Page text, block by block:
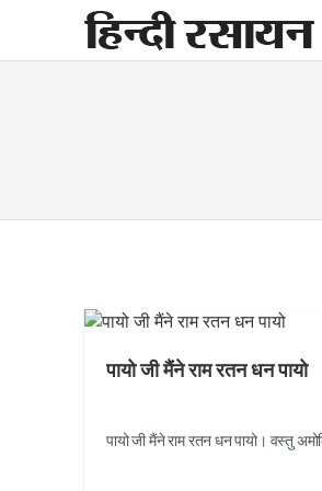
content
पायो जी मैंने राम रतन धन पायो
पायो जी मैंने राम रतन धन पायो। वस्तु